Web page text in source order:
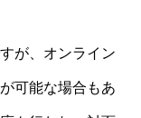
が、オンライン
可能な場合もあ